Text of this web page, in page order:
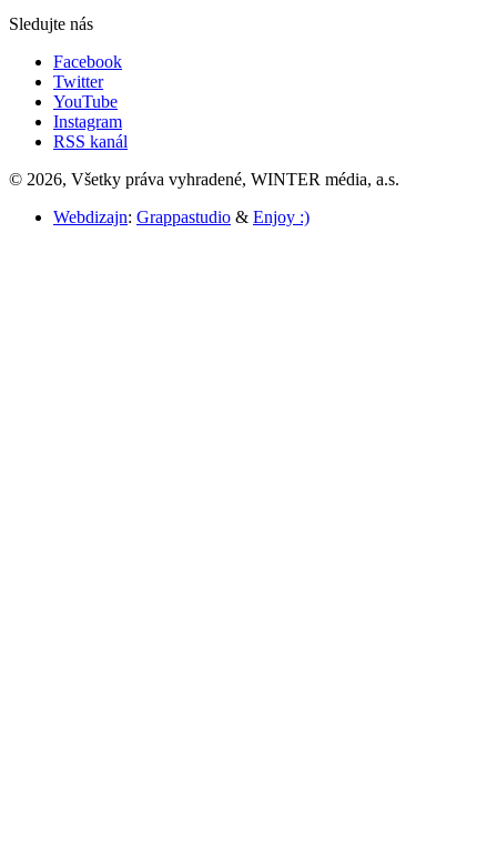
Sledujte nás
Facebook
Twitter
YouTube
Instagram
RSS kanál
© 2026, Všetky práva vyhradené, WINTER média, a.s.
Webdizajn: Grappastudio & Enjoy :)